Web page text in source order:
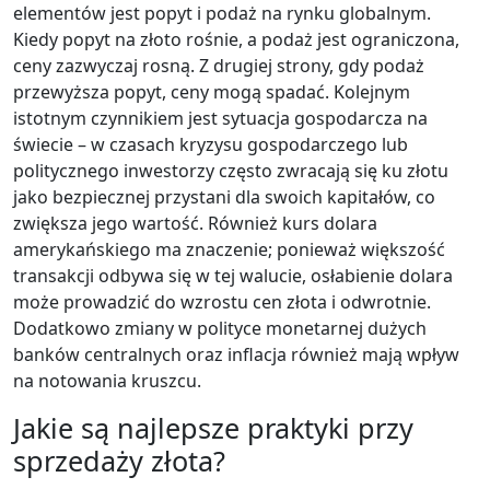
elementów jest popyt i podaż na rynku globalnym.
Kiedy popyt na złoto rośnie, a podaż jest ograniczona,
ceny zazwyczaj rosną. Z drugiej strony, gdy podaż
przewyższa popyt, ceny mogą spadać. Kolejnym
istotnym czynnikiem jest sytuacja gospodarcza na
świecie – w czasach kryzysu gospodarczego lub
politycznego inwestorzy często zwracają się ku złotu
jako bezpiecznej przystani dla swoich kapitałów, co
zwiększa jego wartość. Również kurs dolara
amerykańskiego ma znaczenie; ponieważ większość
transakcji odbywa się w tej walucie, osłabienie dolara
może prowadzić do wzrostu cen złota i odwrotnie.
Dodatkowo zmiany w polityce monetarnej dużych
banków centralnych oraz inflacja również mają wpływ
na notowania kruszcu.
Jakie są najlepsze praktyki przy
sprzedaży złota?